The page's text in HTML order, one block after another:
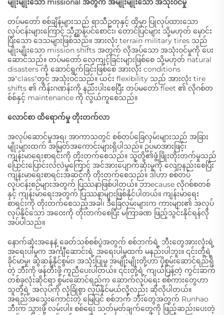
မျိုးမျိုးသော missional အတွက် အမျိုးမျိုးသော အသုံးဝင်မှု
တပ်မတော် စစ်ချိန်များသည် ရာသီဥတုနှင့် ထိုမှာ ပြုလုပ်ထားသော
လုပ်ငန်းများကြောင့် သီဥ္ဌာန်ပင်စောင်း၊ တောင်ပြင်များ သို့မဟုတ် မှောင်း
ပြီးသော ဒေသများဖြစ်သည်။ အားလုံး terrain military tires သည်
မျိုးမျိုးသော mission shifts အတွက် လိုအပ်သော အသုံးဝင်မှုကို ပေး
ဆောင်သည်။ တပ်မတော် လေ့ကျင့်ခြင်းများဖြစ်စေ သို့မဟုတ် natural
disasters ကို ဆောင်ရွက်ခြင်းဖြစ်စေ အားလုံး conditions
အ"class"တွင် အသုံးဝင်သည်။ ယင်း flexibility သည် အားလုံး tire
shifts ၏ ကိန်းဂဏန်းကို နည်းပါးစေပြီး တပ်မတော် fleet ၏ လိုဂစ်တ
စ်စ်နှင့် maintenance ကို လွယ်ကူစေသည်။
လောင်စာ ထိရောက်မှု တိုးတက်လာ
အလုပ်ဆောင်မှုအရ၊ အာကာသတွင် စစ်တပ်ခြေလှမ်းများသည် အခြား
မျိုးများထက် အမြတ်အကောင်းများရှိပါသည်။ ဥပမာအားဖြင့်၊
ကျန်းမာရေးစာရင်းကို တိုးတက်စေသည်။ သူတို့၏ဖွံ့ဖြိုးတိုးတက်မှုသည်
ပြောင်းပြောင်းလဲလဲမှုကြောင့် အင်အားပျောက်ဆုံးမှုကို လျော့နည်းစေပြီး
ကျန်းမာရေးစာရင်းအဆင့်ကို တိုးတက်စေသည်။ ဒါဟာ စစ်တပ်
လုပ်ငန်းစဉ်များအတွက် ပြဿနာဖြစ်ပါတယ်။ ဘာecause လိုဂစ်စတစ်
နှင့် ကျန်းမာရေးအတွက် ပြဿနာများဖြစ်နိုင်ပါတယ်။ ကျန်းမာရေး
စာရင်းကို တိုးတက်စေသည့်အခါ၊ ဒီခြေလှမ်းများက ကားများ၏ အလုပ်
လုပ်နိုင်သော အဝေးကို တိုးတက်စေပြီး မကြာခဏ ဖြည့်သွင်းနိုင်ရန်လို
အပ်ပါသည်။
နောက်ဆုံးအနေနဲ့ ခေတ်သစ်စစ်ပွဲအတွက် စစ်ဘက်ရဲ့ ဘီးတွေအားလုံးရဲ့
အရေးပါမှုက အင်္ကျီဆောင်းရဲ့ အရေးပါမှုထက် မနည်းပါဘူး။ ၎င်းတို့ရဲ့
ခိုင်မာမှု၊ ဆွဲဆန့်နိုင်စွမ်း၊ အသုံးပြုမှု အမျိုးမျိုးတို့ဟာ ပိုစွမ်းဆောင်ရည်ရှိ
တဲ့ ဘီးကို ဖန်တီးဖို့ ကူညီပေးပါတယ်။ ၎င်းတို့ရဲ့ ကျယ်ပြန့်တဲ့ ကွင်းဆက်
တစ်ခုလုံးဆိုင်ရာ စွမ်းဆောင်ရည်က ဆောက်လုပ်ရေး စစ်ကားတွေဟာ
သူတို့ရဲ့ အလုပ်ကို လုံခြုံစွာ လုပ်နိုင်မယ်လို့လည်း ဆိုလိုပါတယ်။
အရည်အသွေးကောင်းတဲ့ မြေပြင် စစ်ဘက် ဘီးတွေအတွက် Runhao
ဘီးက သွားဖို့ လမ်းပါ။ စစ်ရေး သတ်မှတ်ချက်တွေကို ဖြည့်ဆည်းပေးတဲ့